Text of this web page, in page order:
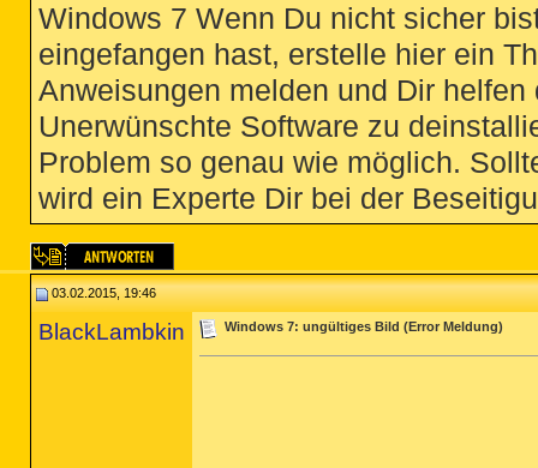
Windows 7 Wenn Du nicht sicher
eingefangen hast, erstelle hier ein
Anweisungen melden und Dir
Unerwünschte Software zu
Problem so genau wie möglich.
wird ein Experte Dir bei der
03.02.2015, 19:46
BlackLambkin Windows 7: ungültiges Bild (Error Meldung)